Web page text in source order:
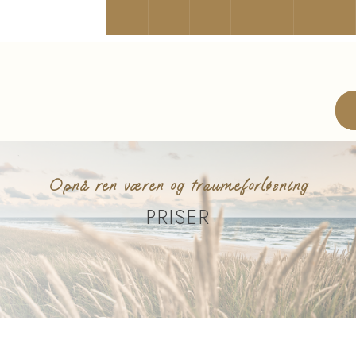
Opnå ren væren og traumeforløsning
PRISER